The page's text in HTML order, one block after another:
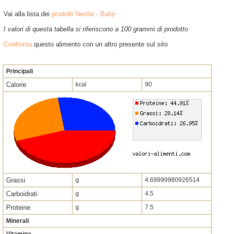
Vai alla lista dei prodotti Nestle - Baby
I valori di questa tabella si riferiscono a 100 grammi di prodotto
Confrontaquesto alimento con un altro presente sul sito
Principali
Calorie kcal 90
Grassi g 4.69999980926514
Carboidrati g 4.5
Proteine g
7.5
Minerali